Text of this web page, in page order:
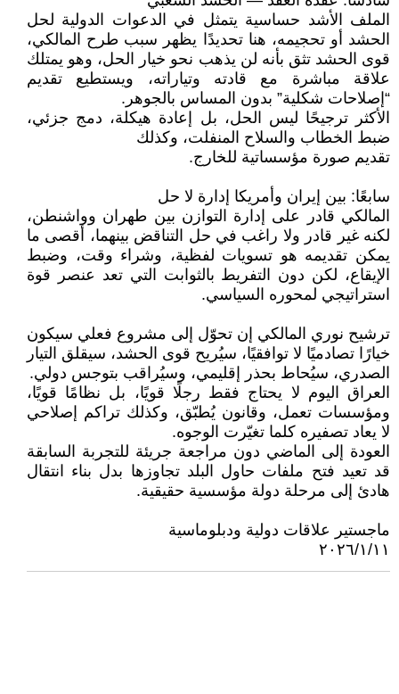
الملف الأشد حساسية يتمثل في الدعوات الدولية لحل
الحشد أو تحجيمه، هنا تحديدًا يظهر سبب طرح المالكي،
قوى الحشد تثق بأنه لن يذهب نحو خيار الحل، وهو يمتلك
علاقة مباشرة مع قادته وتياراته، ويستطيع تقديم
“إصلاحات شكلية” بدون المساس بالجوهر.
الأكثر ترجيحًا ليس الحل، بل إعادة هيكلة، دمج جزئي،
ضبط الخطاب والسلاح المنفلت، وكذلك
تقديم صورة مؤسساتية للخارج.
سابعًا: بين إيران وأمريكا إدارة لا حل
المالكي قادر على إدارة التوازن بين طهران وواشنطن،
لكنه غير قادر ولا راغب في حل التناقض بينهما، أقصى ما
يمكن تقديمه هو تسويات لفظية، وشراء وقت، وضبط
الإيقاع، لكن دون التفريط بالثوابت التي تعد عنصر قوة
استراتيجي لمحوره السياسي.
ترشيح نوري المالكي إن تحوّل إلى مشروع فعلي سيكون
خيارًا تصادميًا لا توافقيًا، سيُريح قوى الحشد، سيقلق التيار
الصدري، سيُحاط بحذر إقليمي، وسيُراقب بتوجس دولي.
العراق اليوم لا يحتاج فقط رجلًا قويًا، بل نظامًا قويًا،
ومؤسسات تعمل، وقانون يُطبّق، وكذلك تراكم إصلاحي
لا يعاد تصفيره كلما تغيّرت الوجوه.
العودة إلى الماضي دون مراجعة جريئة للتجربة السابقة
قد تعيد فتح ملفات حاول البلد تجاوزها بدل بناء انتقال
هادئ إلى مرحلة دولة مؤسسية حقيقية.
ماجستير علاقات دولية ودبلوماسية
٢٠٢٦/١/١١